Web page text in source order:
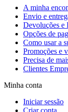
A minha
Envio e
Devoluções e
Opções de
Como usar a
Promoções e
Precisa de
Clientes
Minha conta
Iniciar sessão
Criar conta